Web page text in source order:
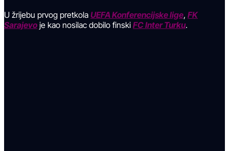
U žrijebu prvog pretkola UEFA Konferencijske lige, FK
Sarajevo je kao nosilac dobilo finski FC Inter Turku.